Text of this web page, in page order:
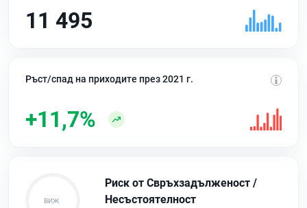
11 495
Ръст/спад на приходите през 2021 г.
+11,7%
Риск от Свръхзадълженост /
Несъстоятелност